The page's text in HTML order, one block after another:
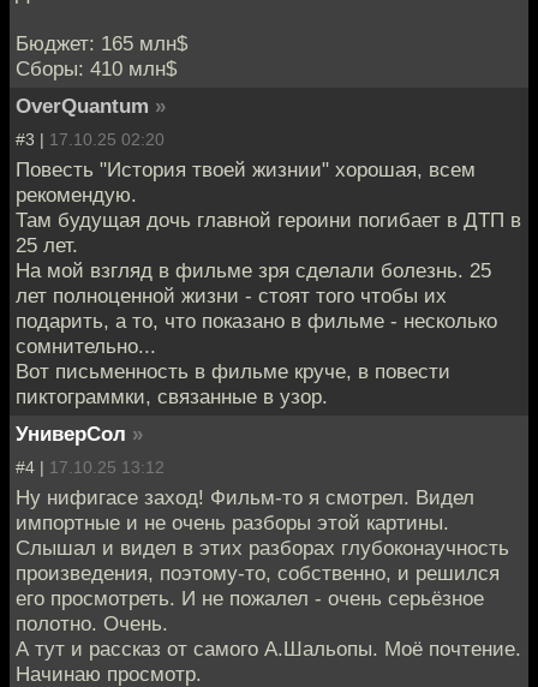
Бюджет: 165 млн$
Сборы: 410 млн$
OverQuantum »
#3 | 17.10.25 02:20
Повесть "История твоей жизнии" хорошая, всем
рекомендую.
Там будущая дочь главной героини погибает в ДТП в
25 лет.
На мой взгляд в фильме зря сделали болезнь. 25
лет полноценной жизни - стоят того чтобы их
подарить, а то, что показано в фильме - несколько
сомнительно...
Вот письменность в фильме круче, в повести
пиктограммки, связанные в узор.
УниверСол »
#4 | 17.10.25 13:12
Ну нифигасе заход! Фильм-то я смотрел. Видел
импортные и не очень разборы этой картины.
Слышал и видел в этих разборах глубоконаучность
произведения, поэтому-то, собственно, и решился
его просмотреть. И не пожалел - очень серьёзное
полотно. Очень.
А тут и рассказ от самого А.Шальопы. Моё почтение.
Начинаю просмотр.